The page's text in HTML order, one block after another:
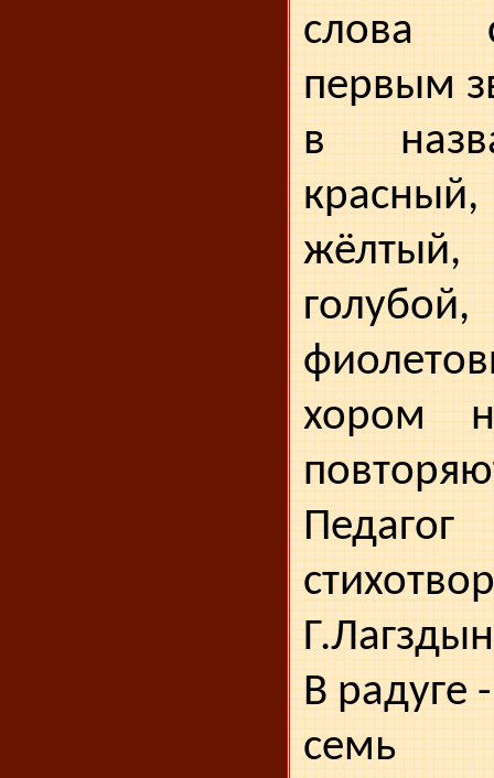
слова
первым
в
хором
Педагог
В радуге
семь